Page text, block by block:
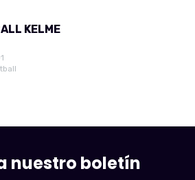
KELME
nuestro boletín